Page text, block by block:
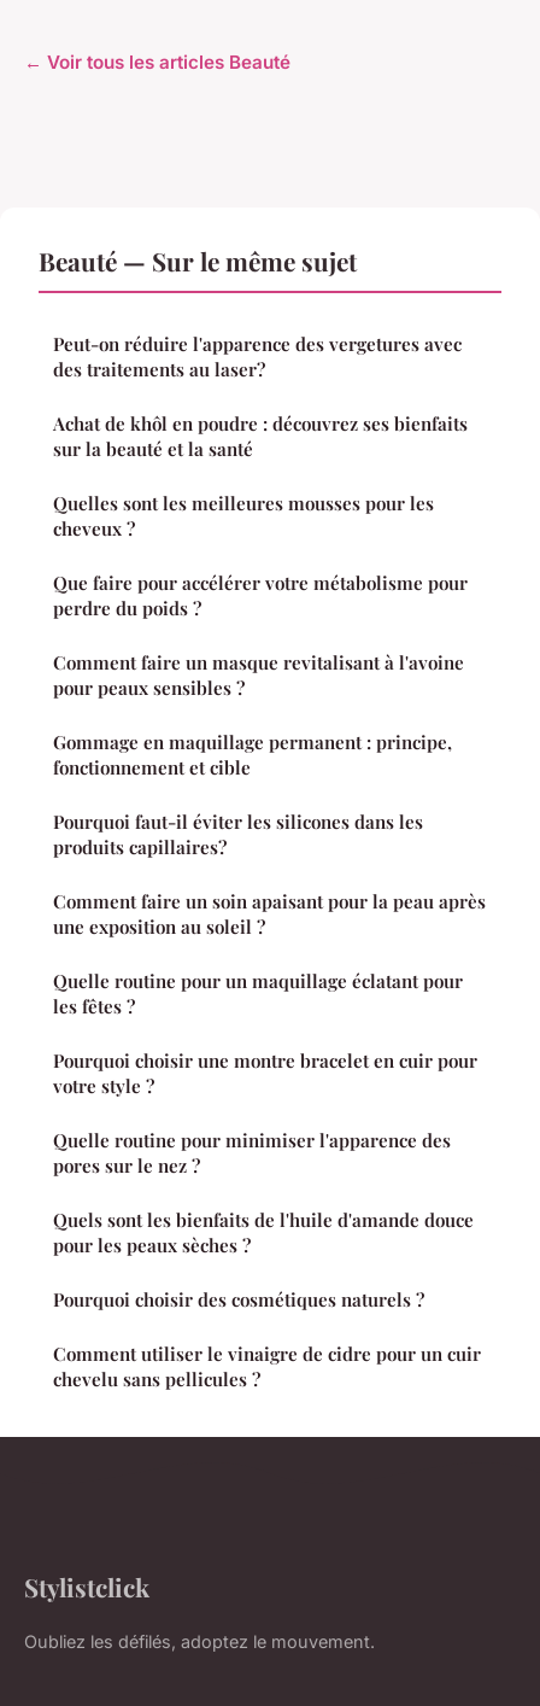
← Voir tous les articles Beauté
Beauté — Sur le même sujet
Peut-on réduire l'apparence des vergetures avec
des traitements au laser?
Achat de khôl en poudre : découvrez ses bienfaits
sur la beauté et la santé
Quelles sont les meilleures mousses pour les
cheveux ?
Que faire pour accélérer votre métabolisme pour
perdre du poids ?
Comment faire un masque revitalisant à l'avoine
pour peaux sensibles ?
Gommage en maquillage permanent : principe,
fonctionnement et cible
Pourquoi faut-il éviter les silicones dans les
produits capillaires?
Comment faire un soin apaisant pour la peau après
une exposition au soleil ?
Quelle routine pour un maquillage éclatant pour
les fêtes ?
Pourquoi choisir une montre bracelet en cuir pour
votre style ?
Quelle routine pour minimiser l'apparence des
pores sur le nez ?
Quels sont les bienfaits de l'huile d'amande douce
pour les peaux sèches ?
Pourquoi choisir des cosmétiques naturels ?
Comment utiliser le vinaigre de cidre pour un cuir
chevelu sans pellicules ?
Stylistclick
Oubliez les défilés, adoptez le mouvement.